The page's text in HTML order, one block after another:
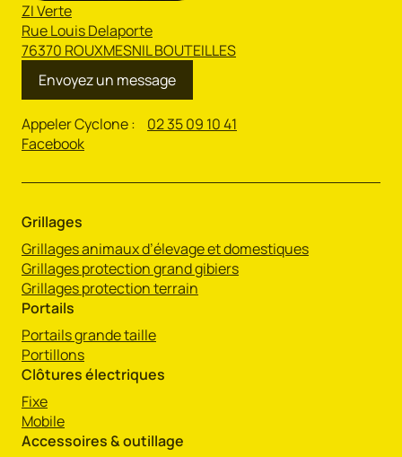
ZI Verte
Rue Louis Delaporte
76370 ROUXMESNIL BOUTEILLES
Envoyez un message
Appeler Cyclone : 02 35 09 10 41
Facebook
Grillages
Grillages animaux d’élevage et domestiques
Grillages protection grand gibiers
Grillages protection terrain
Portails
Portails grande taille
Portillons
Clôtures électriques
Fixe
Mobile
Accessoires & outillage